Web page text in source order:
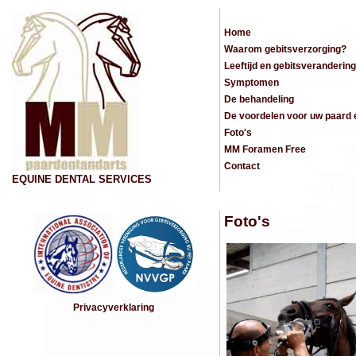
EQUINE DENTAL SERVICES
Home
Waarom gebitsverzorging?
Leeftijd en gebitsverandering
Symptomen
De behandeling
De voordelen voor uw paard
Foto's
MM Foramen Free
Contact
Privacyverklaring
Foto's